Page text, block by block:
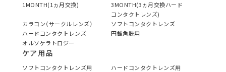
1MONTH(1ヵ月交換)
3MONTH(3ヵ月交換ハード
コンタクトレンズ)
カラコン（サークルレンズ）
ソフトコンタクトレンズ
ハードコンタクトレンズ
円錐角膜用
オルソケラトロジー
ケア用品
ソフトコンタクトレンズ用
ハードコンタクトレンズ用